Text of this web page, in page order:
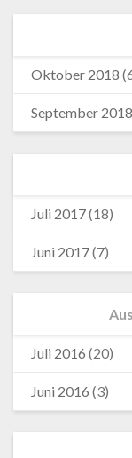
Oktober 2018
September 2018
Juli 2017(18)
Juni 2017(7)
Juli 2016 (20)
Juni 2016 (3)